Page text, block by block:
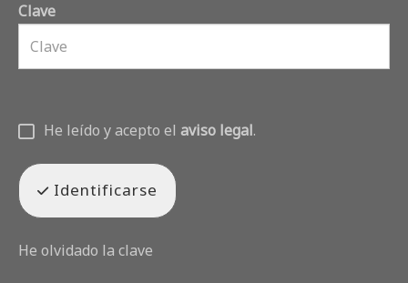
Clave
He leído y acepto el aviso legal.
Identificarse
He olvidado la clave